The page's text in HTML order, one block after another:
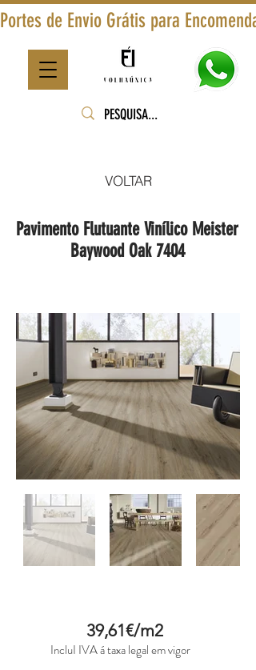
Portes de Envio Grátis para
VOLTAR
Pavimento Flutuante Vinílico Meister
Baywood Oak 7404
39,61€/m2
IncluI IVA á taxa legal em vigor